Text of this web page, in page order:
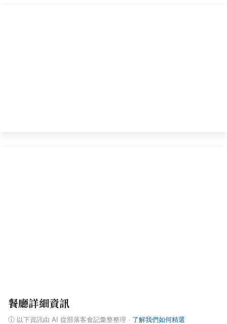
餐廳詳細資訊
ⓘ 以下資訊由 AI 從部落客食記彙整整理 · 了解我們如何精選